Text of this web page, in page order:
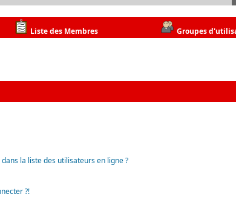
Liste des Membres Groupes
la liste des utilisateurs en ligne ?
?!